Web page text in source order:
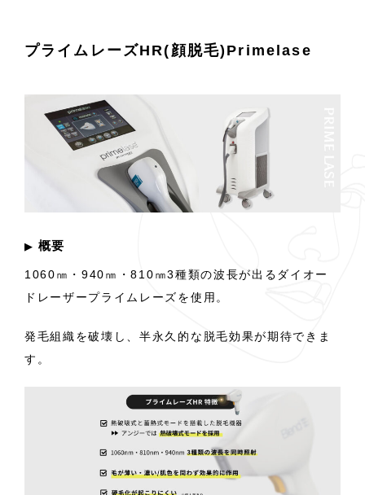
プライムレーズHR(顔脱毛) Primelase
▶︎ 概要
1060㎚・940㎚・810㎚3種類の波長が出るダイオー
ドレーザープライムレーズを使用。
発毛組織を破壊し、半永久的な脱毛効果が期待できま
す。